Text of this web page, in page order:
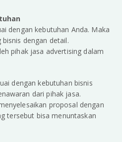
dengan kebutuhan Anda. Maka
dengan detail.
pihak jasa advertising dalam
dengan kebutuhan bisnis
dari pihak jasa.
proposal dengan
tersebut bisa menuntaskan